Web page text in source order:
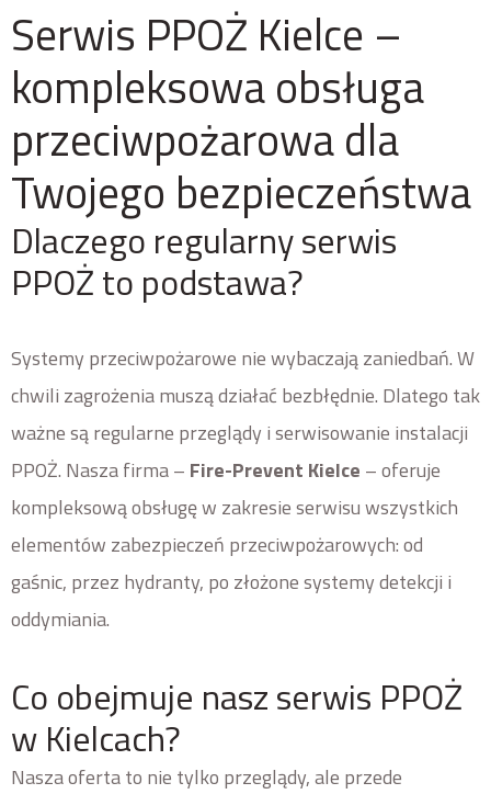
Serwis PPOŻ Kielce –
kompleksowa obsługa
przeciwpożarowa dla
Twojego bezpieczeństwa
Dlaczego regularny serwis
PPOŻ to podstawa?
Systemy przeciwpożarowe nie wybaczają zaniedbań. W
chwili zagrożenia muszą działać bezbłędnie. Dlatego tak
ważne są regularne przeglądy i serwisowanie instalacji
PPOŻ. Nasza firma – Fire-Prevent Kielce – oferuje
kompleksową obsługę w zakresie serwisu wszystkich
elementów zabezpieczeń przeciwpożarowych: od
gaśnic, przez hydranty, po złożone systemy detekcji i
oddymiania.
Co obejmuje nasz serwis PPOŻ
w Kielcach?
Nasza oferta to nie tylko przeglądy, ale przede